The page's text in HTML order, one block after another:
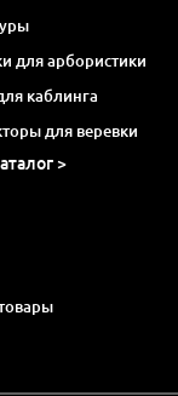
для арбористики
каблинга
для веревки
>